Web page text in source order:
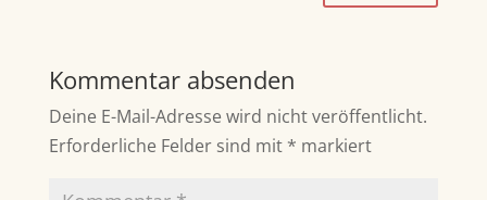
Kommentar absenden
Deine E-Mail-Adresse wird nicht veröffentlicht.
Erforderliche Felder sind mit * markiert